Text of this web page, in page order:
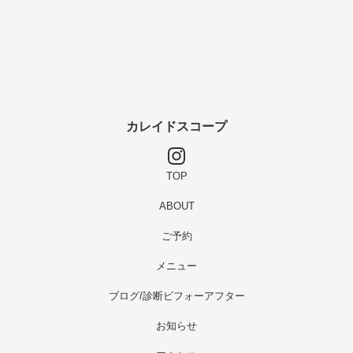
カレイドスコープ
TOP
ABOUT
ご予約
メニュー
ブログ/診断ビフォーアフター
お知らせ